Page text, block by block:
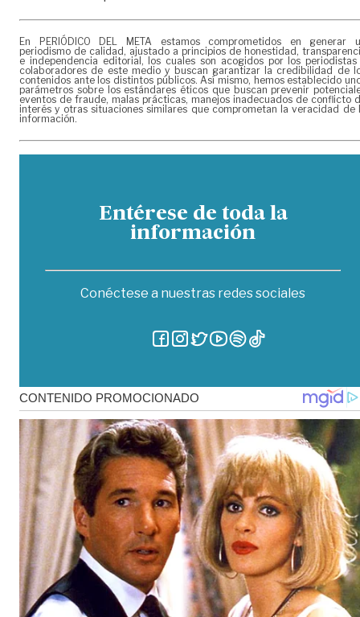
En PERIÓDICO DEL META estamos comprometidos en generar
periodismo de calidad, ajustado a principios de honestidad,
e independencia editorial, los cuales son acogidos por los periodistas
colaboradores de este medio y buscan garantizar la credibilidad de
contenidos ante los distintos públicos. Así mismo, hemos establecido
parámetros sobre los estándares éticos que buscan prevenir
eventos de fraude, malas prácticas, manejos inadecuados de conflicto
interés y otras situaciones similares que comprometan la veracidad de
información.
Entérese de toda la
información
Conéctese a nuestras redes sociales